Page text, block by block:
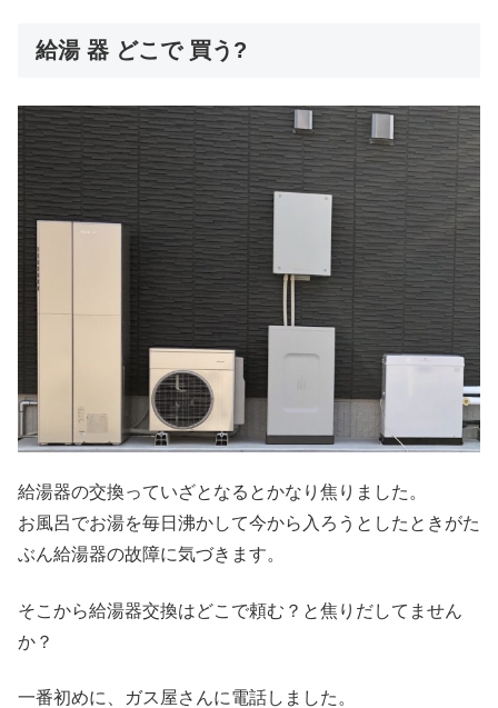
給湯 器 どこで 買う?
給湯器の交換っていざとなるとかなり焦りました。
お風呂でお湯を毎日沸かして今から入ろうとしたときがた
ぶん給湯器の故障に気づきます。
そこから給湯器交換はどこで頼む？と焦りだしてません
か？
一番初めに、ガス屋さんに電話しました。